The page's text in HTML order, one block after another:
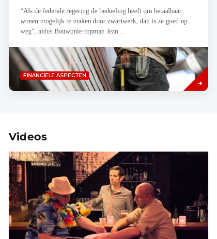
“Als de federale regering de bedoeling heeft om betaalbaar
wonen mogelijk te maken door zwartwerk, dan is ze goed op
weg”, aldus Bouwunie-topman Jean...
FINANCIELE ASPECTEN
Lees
meer
Videos